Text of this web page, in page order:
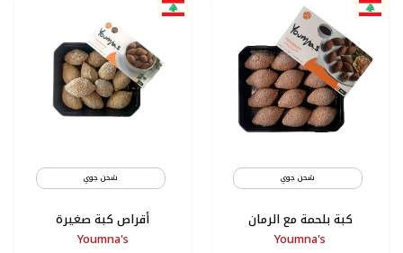
شحن جوي
كبة بلحمة مع الرمان
Youmna's
شحن جوي
أقراص كبة صغيرة
Youmna's